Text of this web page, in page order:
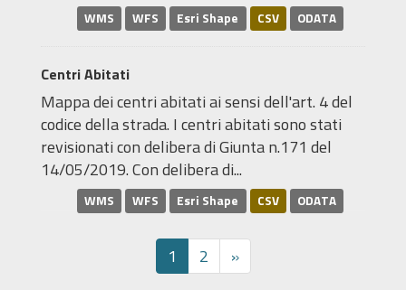
WMS WFS Esri Shape CSV ODATA
Centri Abitati
Mappa dei centri abitati ai sensi dell'art. 4 del
codice della strada. I centri abitati sono stati
revisionati con delibera di Giunta n.171 del
14/05/2019. Con delibera di...
WMS WFS Esri Shape CSV ODATA
1 2 »